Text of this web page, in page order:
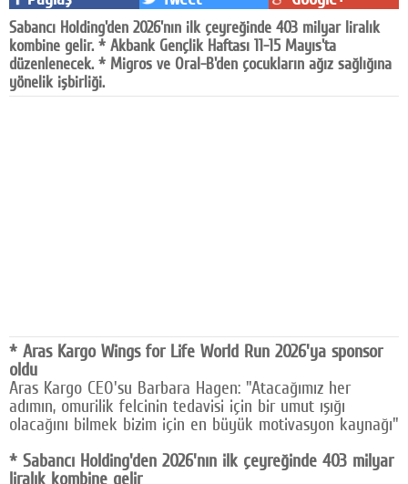
Dünya
Pr
Facebook
Künye
SOSYAL MEDYA
Facebook
Twitter
Sabancı Holding'den 2026'nın ilk çeyreğinde 403 milyar liralık
kombine gelir. * Akbank Gençlik Haftası 11-15 Mayıs'ta
düzenlenecek. * Migros ve Oral-B'den çocukların ağız sağlığına
yönelik işbirliği.
* Aras Kargo Wings for Life World Run 2026'ya sponsor
oldu
Aras Kargo CEO'su Barbara Hagen: "Atacağımız her
adımın, omurilik felcinin tedavisi için bir umut ışığı
olacağını bilmek bizim için en büyük motivasyon kaynağı"
* Sabancı Holding'den 2026'nın ilk çeyreğinde 403 milyar
liralık kombine gelir